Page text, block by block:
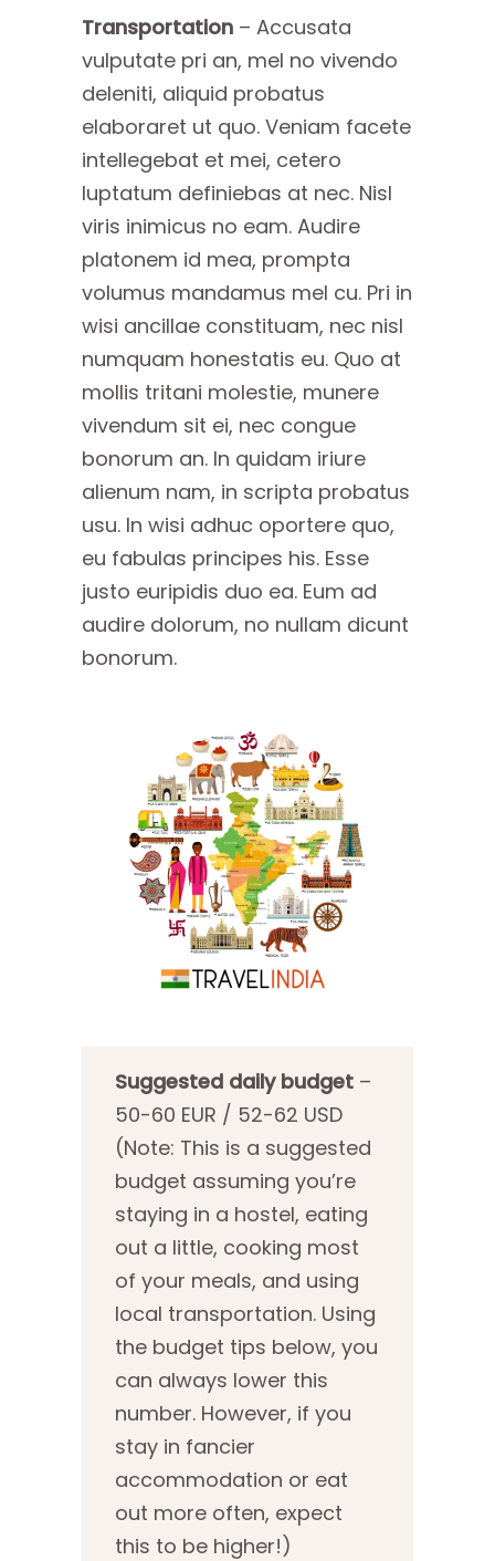
Transportation – Accusata
vulputate pri an, mel no vivendo
deleniti, aliquid probatus
elaboraret ut quo. Veniam facete
intellegebat et mei, cetero
luptatum definiebas at nec. Nisl
viris inimicus no eam. Audire
platonem id mea, prompta
volumus mandamus mel cu. Pri in
wisi ancillae constituam, nec nisl
numquam honestatis eu. Quo at
mollis tritani molestie, munere
vivendum sit ei, nec congue
bonorum an. In quidam iriure
alienum nam, in scripta probatus
usu. In wisi adhuc oportere quo,
eu fabulas principes his. Esse
justo euripidis duo ea. Eum ad
audire dolorum, no nullam dicunt
bonorum.
Suggested daily budget –
50-60 EUR / 52-62 USD
(Note: This is a suggested
budget assuming you’re
staying in a hostel, eating
out a little, cooking most
of your meals, and using
local transportation. Using
the budget tips below, you
can always lower this
number. However, if you
stay in fancier
accommodation or eat
out more often, expect
this to be higher!)